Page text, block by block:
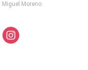
Miguel Moreno
instagram